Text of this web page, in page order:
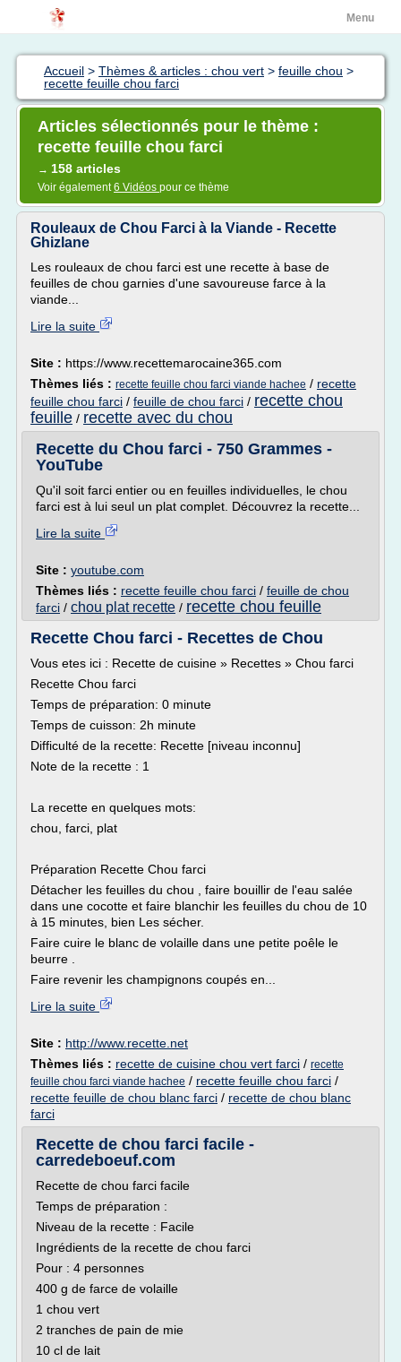
Menu
Accueil > Thèmes & articles : chou vert > feuille chou >
recette feuille chou farci
Articles sélectionnés pour le thème :
recette feuille chou farci
→ 158 articles
Voir également6 Vidéos pour ce thème
Rouleaux de Chou Farci à la Viande - Recette
Ghizlane
Les rouleaux de chou farci est une recette à base de
feuilles de chou garnies d'une savoureuse farce à la
viande...
Lire la suite
Site : https://www.recettemarocaine365.com
Thèmes liés : recette feuille chou farci viande hachee / recette
feuille chou farci / feuille de chou farci / recette chou
feuille / recette avec du chou
Recette du Chou farci - 750 Grammes -
YouTube
Qu'il soit farci entier ou en feuilles individuelles, le chou
farci est à lui seul un plat complet. Découvrez la recette...
Lire la suite
Site : youtube.com
Thèmes liés : recette feuille chou farci / feuille de chou
farci / chou plat recette / recette chou feuille
Recette Chou farci - Recettes de Chou
Vous etes ici : Recette de cuisine » Recettes » Chou farci
Recette Chou farci
Temps de préparation: 0 minute
Temps de cuisson: 2h minute
Difficulté de la recette: Recette [niveau inconnu]
Note de la recette : 1
La recette en quelques mots:
chou, farci, plat
Préparation Recette Chou farci
Détacher les feuilles du chou , faire bouillir de l'eau salée
dans une cocotte et faire blanchir les feuilles du chou de 10
à 15 minutes, bien Les sécher.
Faire cuire le blanc de volaille dans une petite poêle le
beurre .
Faire revenir les champignons coupés en...
Lire la suite
Site : http://www.recette.net
Thèmes liés : recette de cuisine chou vert farci / recette
feuille chou farci viande hachee / recette feuille chou farci /
recette feuille de chou blanc farci / recette de chou blanc
farci
Recette de chou farci facile -
carredeboeuf.com
Recette de chou farci facile
Temps de préparation :
Niveau de la recette : Facile
Ingrédients de la recette de chou farci
Pour : 4 personnes
400 g de farce de volaille
1 chou vert
2 tranches de pain de mie
10 cl de lait